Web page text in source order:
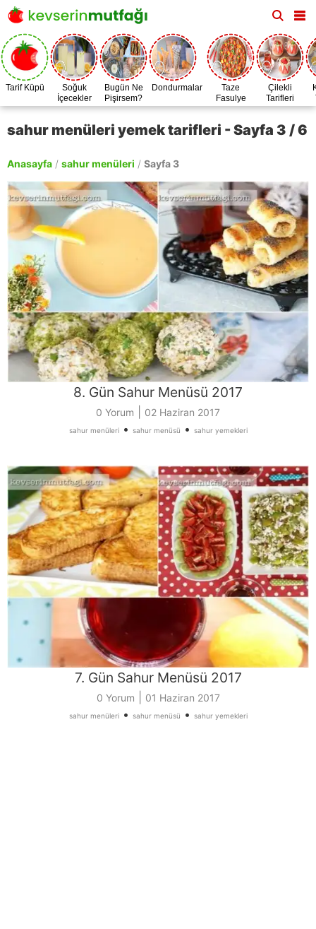
Tarif Küpü
Soğuk
İçecekler
Bugün Ne
Pişirsem?
Dondurmalar
Taze
Fasulye
Zamanı
Çilekli
Tarifleri
sahur menüleri yemek tarifleri - Sayfa 3 / 6
Anasayfa / sahur menüleri / Sayfa 3
8. Gün Sahur Menüsü 2017
0 Yorum 02 Haziran 2017
sahur menüleri• sahur menüsü • sahur yemekleri
7. Gün Sahur Menüsü 2017
0 Yorum 01 Haziran 2017
sahur menüleri• sahur menüsü • sahur yemekleri